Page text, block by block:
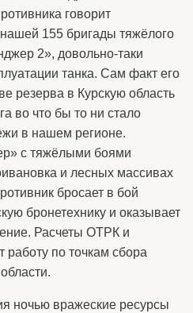
говорит
155 бригады тяжёлого
2», довольно-таки
танка. Сам факт его
резерва в Курскую область
во что бы то ни стало
в нашем регионе.
с тяжёлыми боями
и лесных массивах
бросает в бой
бронетехнику и оказывает
Расчеты ОТРК и
по точкам сбора
ночью вражеские ресурсы